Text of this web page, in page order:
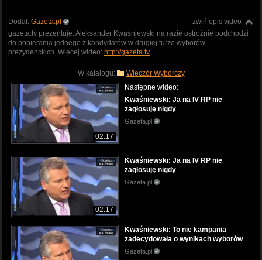
zwiń opis video
Dodał: Gazeta.pl
gazeta.tv prezentuje: Aleksander Kwaśniewski na razie ostrożnie podchodzi
do popierania jednego z kandydatów w drugiej turze wyborów
prezydenckich. Więcej wideo: http://gazeta.tv
W katalogu: Wieczór Wyborczy
02:17
Następne wideo:
Kwaśniewski: Ja na IV RP nie
zagłosuję nigdy
Gazeta.pl
02:17
Kwaśniewski: Ja na IV RP nie
zagłosuję nigdy
Gazeta.pl
Kwaśniewski: To nie kampania
zadecydowała o wynikach wyborów
Gazeta.pl